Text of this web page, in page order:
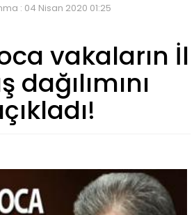
: 04 Nisan 2020 01:25
vakaların İl
dağılımını